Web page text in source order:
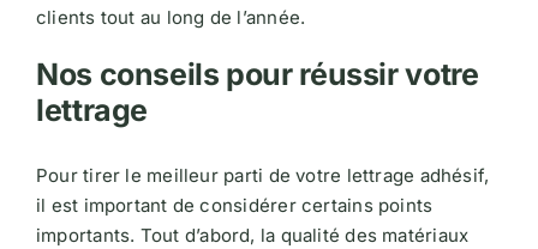
clients tout au long de l’année.
Nos conseils pour réussir votre
lettrage
Pour tirer le meilleur parti de votre lettrage adhésif,
il est important de considérer certains points
importants. Tout d’abord, la qualité des matériaux